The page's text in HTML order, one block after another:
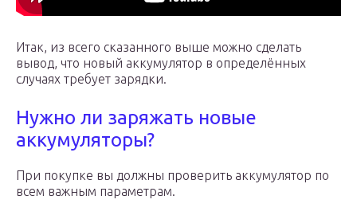
Итак, из всего сказанного выше можно сделать
вывод, что новый аккумулятор в определённых
случаях требует зарядки.
Нужно ли заряжать новые
аккумуляторы?
При покупке вы должны проверить аккумулятор по
всем важным параметрам.